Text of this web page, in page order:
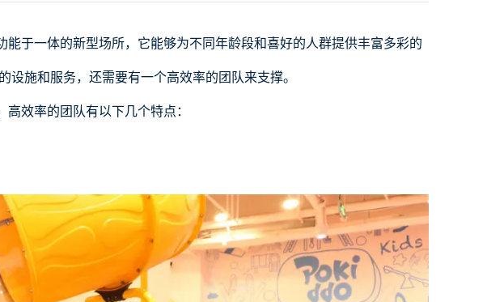
于一体的新型场所，它能够为不同年龄段和喜好的人群提供丰富多彩的
施和服务，还需要有一个高效率的团队来支撑。
效率的团队有以下几个特点：